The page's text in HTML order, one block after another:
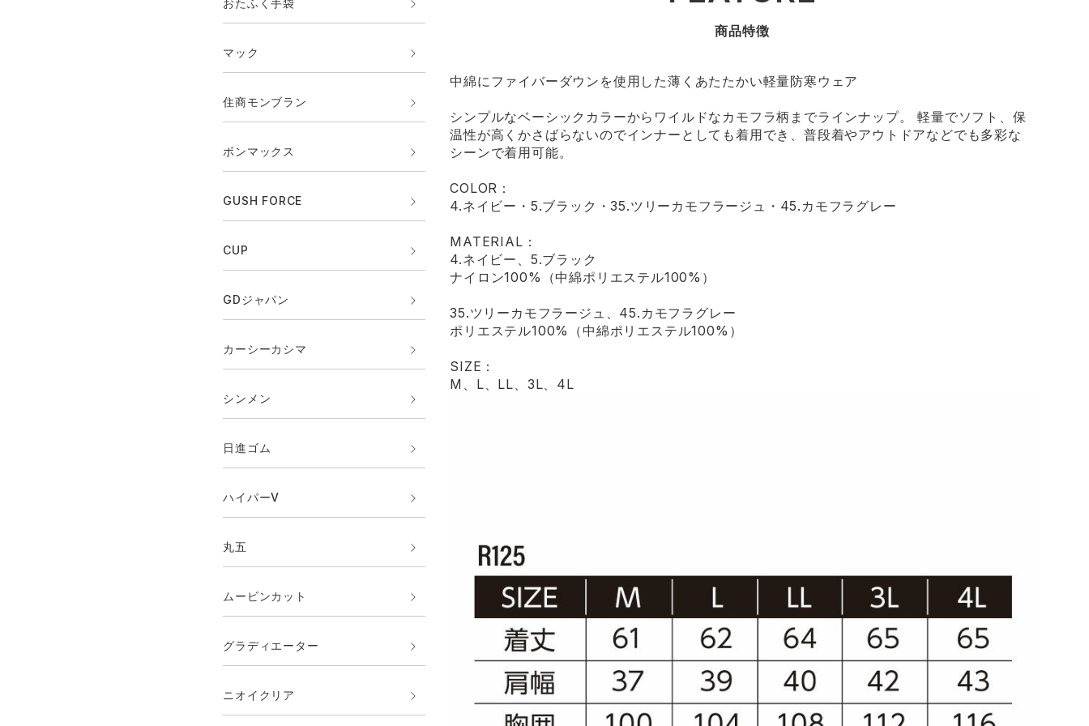
マック
住商モンブラン
ボンマックス
GUSH FORCE
CUP
GDジャパン
カーシーカシマ
シンメン
日進ゴム
ハイパーV
丸五
ムービンカット
グラディエーター
ニオイクリア
商品特徴
中綿にファイバーダウンを使用した薄くあたたかい軽量防寒ウェア
シンプルなベーシックカラーからワイルドなカモフラ柄までラインナップ。 軽量でソフト、保
温性が高くかさばらないのでインナーとしても着用でき、普段着やアウトドアなどでも多彩な
シーンで着用可能。
COLOR：
4.ネイビー・5.ブラック・35.ツリーカモフラージュ・45.カモフラグレー
MATERIAL：
4.ネイビー、5.ブラック
ナイロン100%（中綿ポリエステル100%）
35.ツリーカモフラージュ、45.カモフラグレー
ポリエステル100%（中綿ポリエステル100%）
SIZE：
M、L、LL、3L、4L